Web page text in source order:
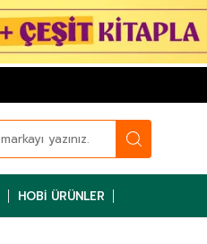
HOBI ÜRÜNLER